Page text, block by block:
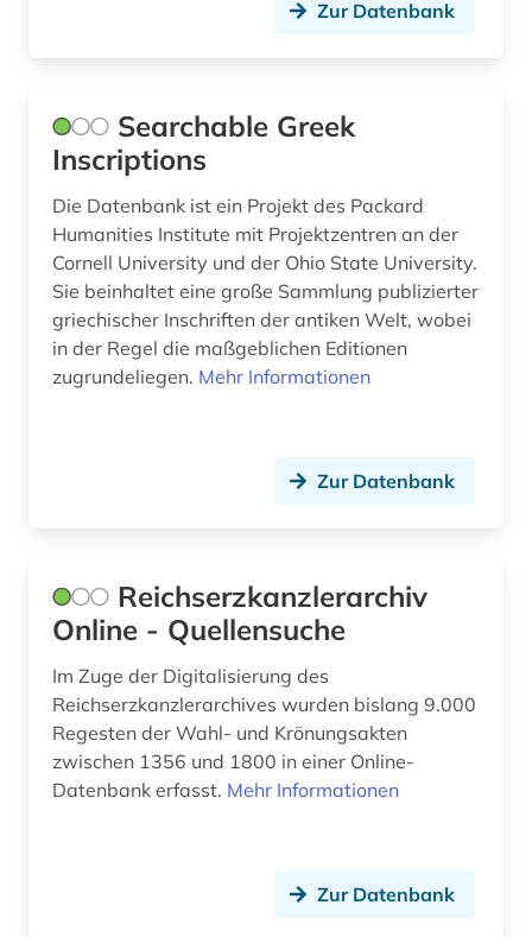
euthanasie (1)
exil (2)
exponat (1)
expressionismus (1)
fachsprache (1)
familie (1)
feldpost (1)
feminismus (4)
ferdinand gregorovius (1)
fernsehsendung (1)
Zur Datenbank
Searchable Greek
Inscriptions
Die Datenbank ist ein Projekt des Packard
Humanities Institute mit Projektzentren an der
Cornell University und der Ohio State University.
Sie beinhaltet eine große Sammlung publizierter
griechischer Inschriften der antiken Welt, wobei
in der Regel die maßgeblichen Editionen
zugrundeliegen. Mehr Informationen
Zur Datenbank
Reichserzkanzlerarchiv
Online - Quellensuche
Im Zuge der Digitalisierung des
Reichserzkanzlerarchives wurden bislang 9.000
Regesten der Wahl- und Krönungsakten
zwischen 1356 und 1800 in einer Online-
Datenbank erfasst. Mehr Informationen
Zur Datenbank